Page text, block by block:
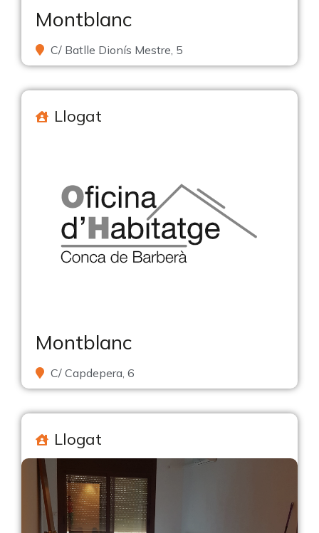
Montblanc
C/ Batlle Dionís Mestre, 5
Llogat
Montblanc
C/ Capdepera, 6
Llogat